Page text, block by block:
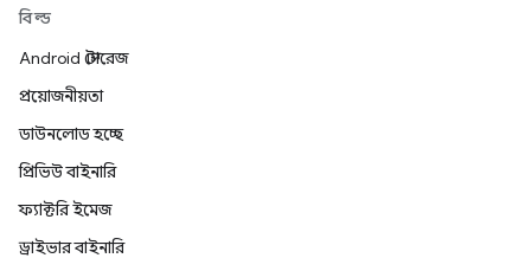
বিল্ড
Android স্টোরেজ
প্রয়োজনীয়তা
ডাউনলোড হচ্ছে
প্রিভিউ বাইনারি
ফ্যাক্টরি ইমেজ
ড্রাইভার বাইনারি